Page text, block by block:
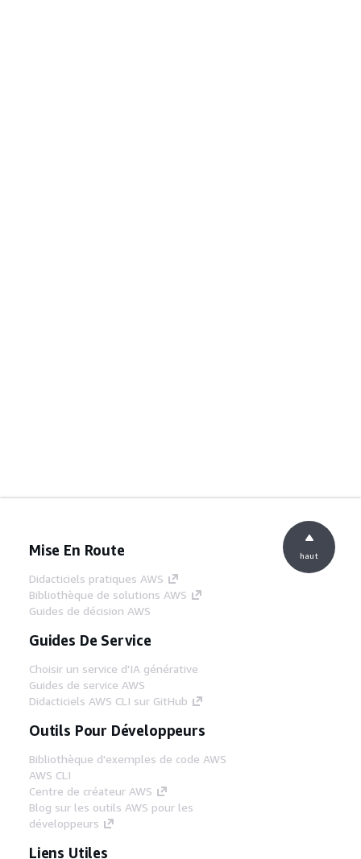
Mise En Route
Didacticiels pratiques AWS
Bibliothèque de solutions AWS
Guides de décision AWS
Guides De Service
Choisir un service d'IA générative
Guides de service AWS
Didacticiels AWS CLI sur GitHub
Outils Pour Développeurs
Bibliothèque d'exemples de code AWS
AWS CLI
Centre de créateur AWS
Blog sur les outils AWS pour les
développeurs
Liens Utiles
haut